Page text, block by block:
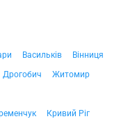
Васильків
Вінниця
Дрогобич
Житомир
Кривий Ріг